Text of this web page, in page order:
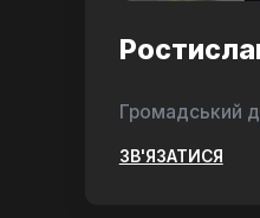
Громадський
ЗВ'ЯЗАТИСЯ